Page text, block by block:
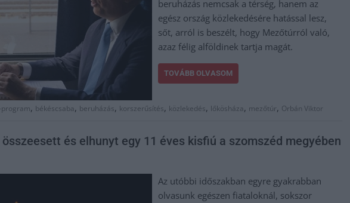
beruházás nemcsak a térség, hanem az
egész ország közlekedésére hatással lesz,
sőt, arról is beszélt, hogy Mezőtúrról való,
azaz félig alföldinek tartja magát.
TOVÁBB OLVASOM
, békéscsaba, beruházás, korszerűsítés, közlekedés, lőkösháza, mezőtúr, Orbán Viktor
és elhunyt egy 11 éves kisfiú a szomszéd megyében
Az utóbbi időszakban egyre gyakrabban
olvasunk egészen fiataloknál, sokszor